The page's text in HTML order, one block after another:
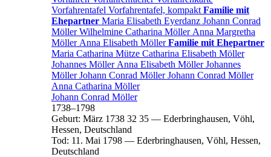
Vorfahrentafel Vorfahrentafel, kompakt Familie mit
Ehepartner Maria Elisabeth Eyerdanz Johann Conrad
Möller Wilhelmine Catharina Möller Anna Margretha
Möller Anna Elisabeth Möller Familie mit Ehepartner
Maria Catharina Mütze Catharina Elisabeth Möller
Johannes Möller Anna Elisabeth Möller Johannes
Möller Johann Conrad Möller Johann Conrad Möller
Anna Catharina Möller
Johann Conrad Möller
1738–1798
Geburt: März 1738 32 35 — Ederbringhausen, Vöhl,
Hessen, Deutschland
Tod: 11. Mai 1798 — Ederbringhausen, Vöhl, Hessen,
Deutschland